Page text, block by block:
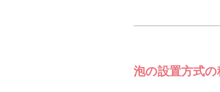
泡の設置方式の